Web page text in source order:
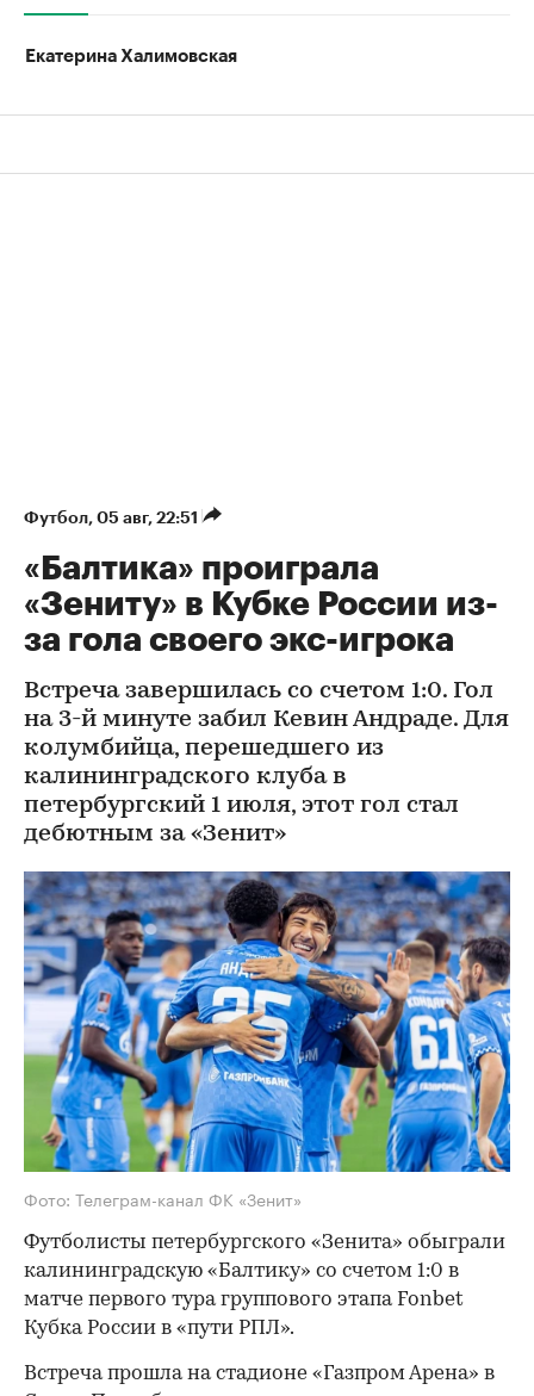
Екатерина Халимовская
Футбол⁠, 05 авг, 22:51
«Балтика» проиграла
«Зениту» в Кубке России из-
за гола своего экс-игрока
Встреча завершилась со счетом 1:0. Гол
на 3-й минуте забил Кевин Андраде. Для
колумбийца, перешедшего из
калининградского клуба в
петербургский 1 июля, этот гол стал
дебютным за «Зенит»
Фото: Телеграм-канал ФК «Зенит»
Футболисты петербургского «Зенита» обыграли
калининградскую «Балтику» со счетом 1:0 в
матче первого тура группового этапа Fonbet
Кубка России в «пути РПЛ».
Встреча прошла на стадионе «Газпром Арена» в